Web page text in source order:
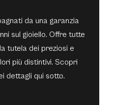
da una garanzia
sul gioiello. Offre tutte
tutela dei preziosi e
più distintivi. Scopri
dettagli qui sotto.